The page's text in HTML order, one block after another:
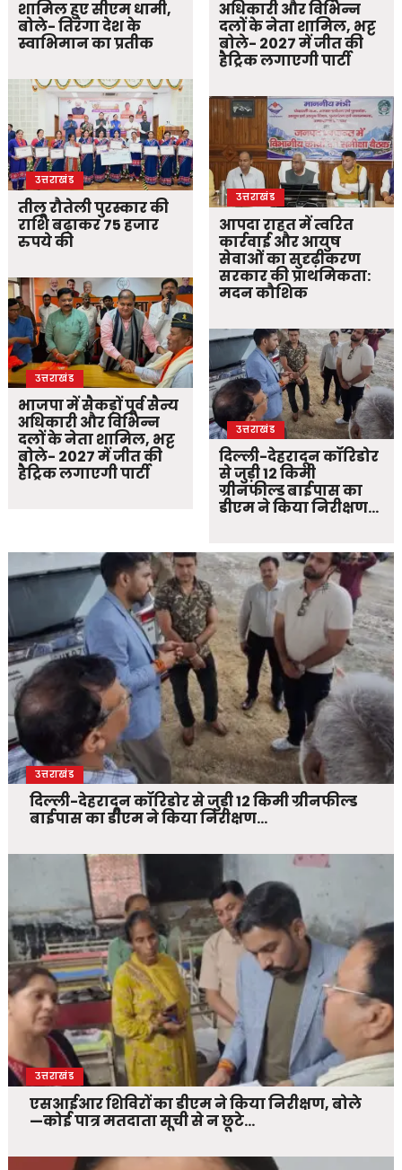
शामिल हुए सीएम धामी,
बोले- तिरंगा देश के
स्वाभिमान का प्रतीक
उत्तराखंड
तीलू रौतेली पुरस्कार की
राशि बढ़ाकर 75 हजार
रुपये की
उत्तराखंड
भाजपा में सैकड़ों पूर्व सैन्य
अधिकारी और विभिन्न
दलों के नेता शामिल, भट्ट
बोले- 2027 में जीत की
हैट्रिक लगाएगी पार्टी
अधिकारी और विभिन्न
दलों के नेता शामिल, भट्ट
बोले- 2027 में जीत की
हैट्रिक लगाएगी पार्टी
उत्तराखंड
आपदा राहत में त्वरित
कार्रवाई और आयुष
सेवाओं का सुदृढ़ीकरण
सरकार की प्राथमिकता:
मदन कौशिक
उत्तराखंड
दिल्ली-देहरादून कॉरिडोर
से जुड़ी 12 किमी
ग्रीनफील्ड बाईपास का
डीएम ने किया निरीक्षण…
उत्तराखंड
दिल्ली-देहरादून कॉरिडोर से जुड़ी 12 किमी ग्रीनफील्ड
बाईपास का डीएम ने किया निरीक्षण…
उत्तराखंड
एसआईआर शिविरों का डीएम ने किया निरीक्षण, बोले
—कोई पात्र मतदाता सूची से न छूटे…